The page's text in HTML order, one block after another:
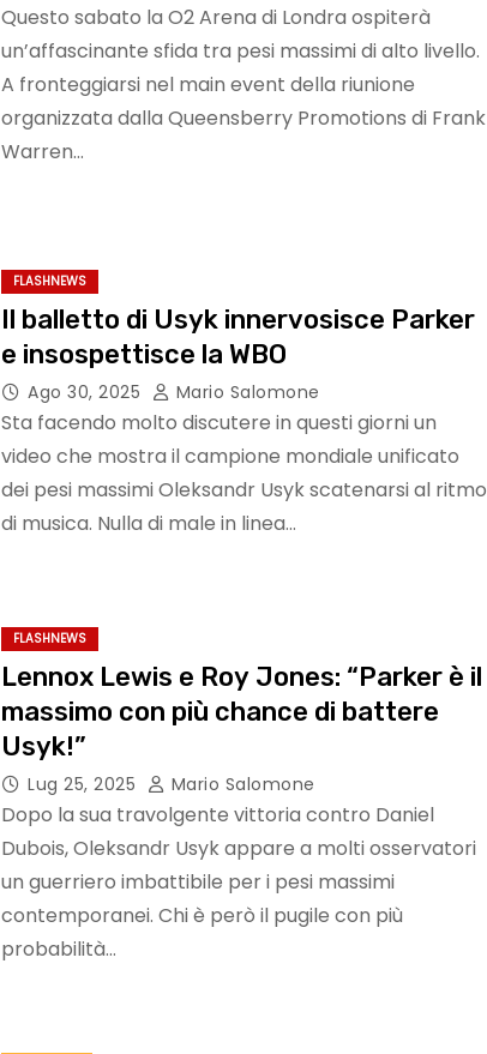
Questo sabato la O2 Arena di Londra ospiterà
un’affascinante sfida tra pesi massimi di alto livello.
A fronteggiarsi nel main event della riunione
organizzata dalla Queensberry Promotions di Frank
Warren…
FLASHNEWS
Il balletto di Usyk innervosisce Parker
e insospettisce la WBO
Ago 30, 2025 Mario Salomone
Sta facendo molto discutere in questi giorni un
video che mostra il campione mondiale unificato
dei pesi massimi Oleksandr Usyk scatenarsi al ritmo
di musica. Nulla di male in linea…
FLASHNEWS
Lennox Lewis e Roy Jones: “Parker è il
massimo con più chance di battere
Usyk!”
Lug 25, 2025 Mario Salomone
Dopo la sua travolgente vittoria contro Daniel
Dubois, Oleksandr Usyk appare a molti osservatori
un guerriero imbattibile per i pesi massimi
contemporanei. Chi è però il pugile con più
probabilità…